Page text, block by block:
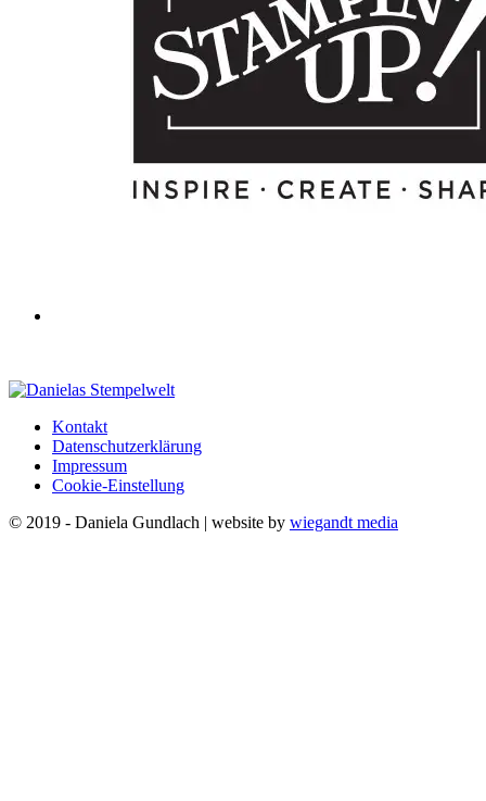
Kontakt
Datenschutzerklärung
Impressum
Cookie-Einstellung
© 2019 - Daniela Gundlach | website by wiegandt media